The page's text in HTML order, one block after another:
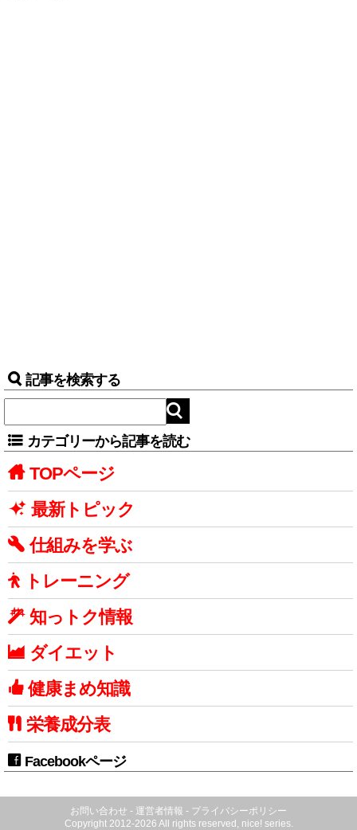
記事を検索する
カテゴリーから記事を読む
TOPページ
最新トピック
仕組みを学ぶ
トレーニング
知っトク情報
ダイエット
健康まめ知識
栄養成分表
Facebookページ
お問い合わせ - 運営者情報 - プライバシーポリシー
Copyright 2012-2026 All rights reserved, nice! series.